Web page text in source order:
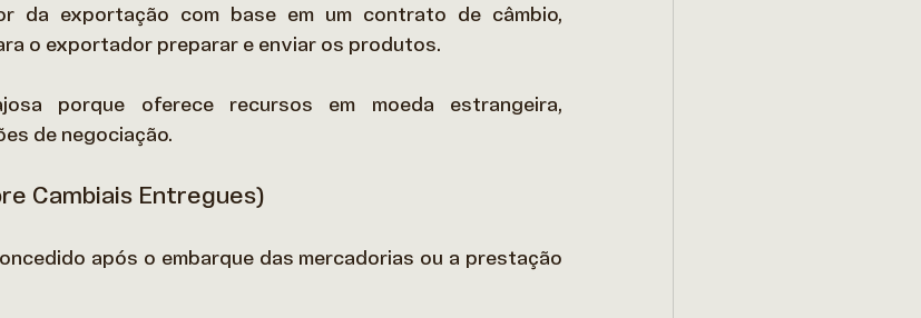
da exportação com base em um contrato de câmbio,
o exportador preparar e enviar os produtos.
porque oferece recursos em moeda estrangeira,
de negociação.
Cambiais Entregues)
após o embarque das mercadorias ou a prestação